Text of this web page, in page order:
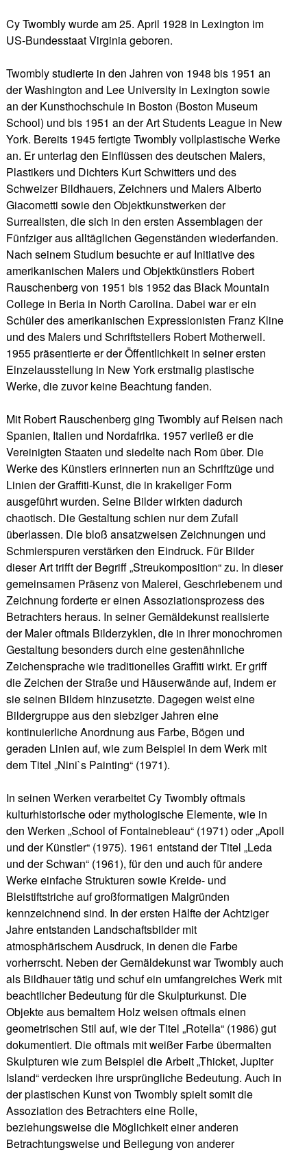
Cy Twombly wurde am 25. April 1928 in Lexington im
US-Bundesstaat Virginia geboren.
Twombly studierte in den Jahren von 1948 bis 1951 an
der Washington and Lee University in Lexington sowie
an der Kunsthochschule in Boston (Boston Museum
School) und bis 1951 an der Art Students League in New
York. Bereits 1945 fertigte Twombly vollplastische Werke
an. Er unterlag den Einflüssen des deutschen Malers,
Plastikers und Dichters Kurt Schwitters und des
Schweizer Bildhauers, Zeichners und Malers Alberto
Giacometti sowie den Objektkunstwerken der
Surrealisten, die sich in den ersten Assemblagen der
Fünfziger aus alltäglichen Gegenständen wiederfanden.
Nach seinem Studium besuchte er auf Initiative des
amerikanischen Malers und Objektkünstlers Robert
Rauschenberg von 1951 bis 1952 das Black Mountain
College in Beria in North Carolina. Dabei war er ein
Schüler des amerikanischen Expressionisten Franz Kline
und des Malers und Schriftstellers Robert Motherwell.
1955 präsentierte er der Öffentlichkeit in seiner ersten
Einzelausstellung in New York erstmalig plastische
Werke, die zuvor keine Beachtung fanden.
Mit Robert Rauschenberg ging Twombly auf Reisen nach
Spanien, Italien und Nordafrika. 1957 verließ er die
Vereinigten Staaten und siedelte nach Rom über. Die
Werke des Künstlers erinnerten nun an Schriftzüge und
Linien der Graffiti-Kunst, die in krakeliger Form
ausgeführt wurden. Seine Bilder wirkten dadurch
chaotisch. Die Gestaltung schien nur dem Zufall
überlassen. Die bloß ansatzweisen Zeichnungen und
Schmierspuren verstärken den Eindruck. Für Bilder
dieser Art trifft der Begriff „Streukomposition“ zu. In dieser
gemeinsamen Präsenz von Malerei, Geschriebenem und
Zeichnung forderte er einen Assoziationsprozess des
Betrachters heraus. In seiner Gemäldekunst realisierte
der Maler oftmals Bilderzyklen, die in ihrer monochromen
Gestaltung besonders durch eine gestenähnliche
Zeichensprache wie traditionelles Graffiti wirkt. Er griff
die Zeichen der Straße und Häuserwände auf, indem er
sie seinen Bildern hinzusetzte. Dagegen weist eine
Bildergruppe aus den siebziger Jahren eine
kontinuierliche Anordnung aus Farbe, Bögen und
geraden Linien auf, wie zum Beispiel in dem Werk mit
dem Titel „Nini`s Painting“ (1971).
In seinen Werken verarbeitet Cy Twombly oftmals
kulturhistorische oder mythologische Elemente, wie in
den Werken „School of Fontainebleau“ (1971) oder „Apoll
und der Künstler“ (1975). 1961 entstand der Titel „Leda
und der Schwan“ (1961), für den und auch für andere
Werke einfache Strukturen sowie Kreide- und
Bleistiftstriche auf großformatigen Malgründen
kennzeichnend sind. In der ersten Hälfte der Achtziger
Jahre entstanden Landschaftsbilder mit
atmosphärischem Ausdruck, in denen die Farbe
vorherrscht. Neben der Gemäldekunst war Twombly auch
als Bildhauer tätig und schuf ein umfangreiches Werk mit
beachtlicher Bedeutung für die Skulpturkunst. Die
Objekte aus bemaltem Holz weisen oftmals einen
geometrischen Stil auf, wie der Titel „Rotella“ (1986) gut
dokumentiert. Die oftmals mit weißer Farbe übermalten
Skulpturen wie zum Beispiel die Arbeit „Thicket, Jupiter
Island“ verdecken ihre ursprüngliche Bedeutung. Auch in
der plastischen Kunst von Twombly spielt somit die
Assoziation des Betrachters eine Rolle,
beziehungsweise die Möglichkeit einer anderen
Betrachtungsweise und Beilegung von anderer